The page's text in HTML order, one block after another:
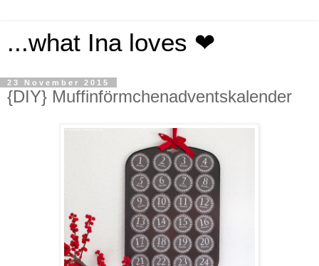
...what Ina loves ❤
23 November 2015
{DIY} Muffinförmchenadventskalender